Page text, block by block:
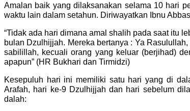
Amalan baik yang dilaksanakan selama 10 hari
waktu lain dalam setahun. Diriwayatkan Ibnu
“Tidak ada hari dimana amal shalih pada saat itu
bulan Dzulhijjah. Mereka bertanya : Ya
sabilillah, kecuali orang yang keluar (berjihad)
apapun” (HR Bukhari dan Tirmidzi)
Kesepuluh hari ini memiliki satu hari yang di
Arafah, hari ke-9 Dzulhijjah dan hari sebelum
dalah: